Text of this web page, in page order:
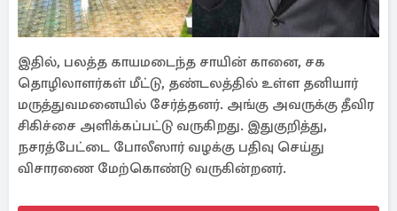
இதில், பலத்த காயமடைந்த சாயின் கானை, சக
தொழிலாளர்கள் மீட்டு, தண்டலத்தில் உள்ள தனியார்
மருத்துவமனையில் சேர்த்தனர். அங்கு அவருக்கு தீவிர
சிகிச்சை அளிக்கப்பட்டு வருகிறது. இதுகுறித்து,
நசரத்பேட்டை போலீஸார் வழக்கு பதிவு செய்து
விசாரணை மேற்கொண்டு வருகின்றனர்.